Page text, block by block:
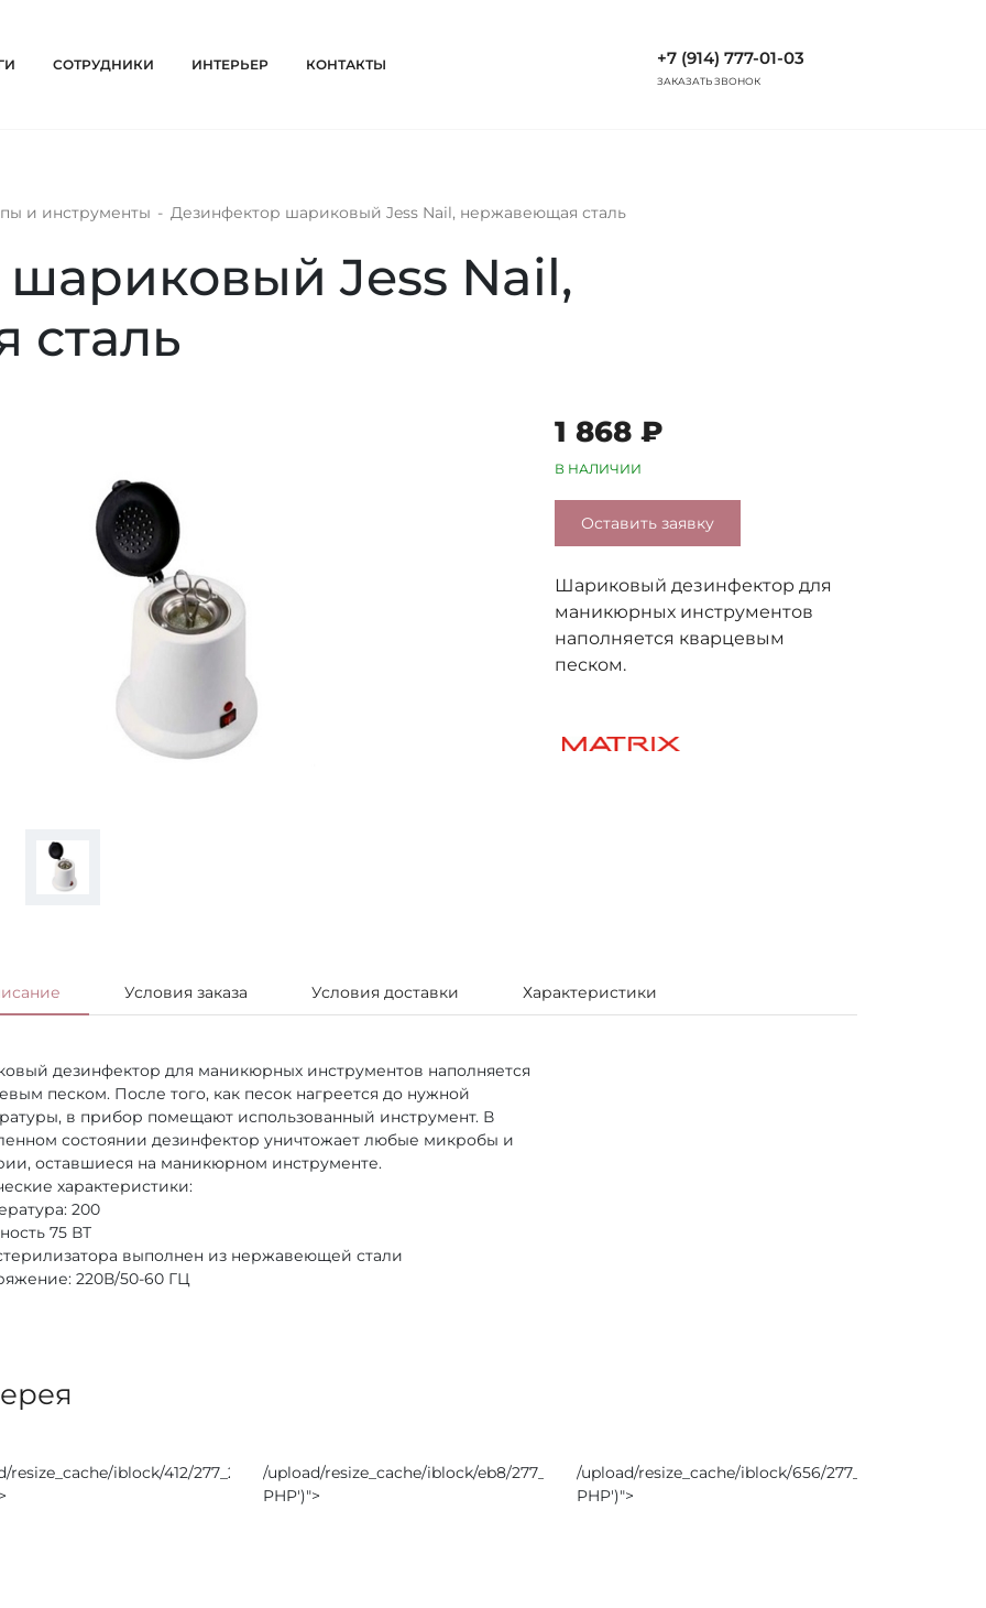
СОТРУДНИКИ ИНТЕРЬЕР КОНТАКТЫ +7 (914) 777-01-03
ЗАКАЗАТЬ ЗВОНОК
и инструменты - Дезинфектор шариковый Jess Nail, нержавеющая сталь
Jess Nail,
сталь
1 868 ₽
В НАЛИЧИИ
Оставить заявку
Шариковый дезинфектор для
маникюрных инструментов
наполняется кварцевым
песком.
Условия заказа Условия доставки Характеристики
дезинфектор для маникюрных инструментов наполняется
песком. После того, как песок нагреется до нужной
в прибор помещают использованный инструмент. В
состоянии дезинфектор уничтожает любые микробы и
оставшиеся на маникюрном инструменте.
характеристики:
200
75 ВТ
выполнен из нержавеющей стали
220В/50-60 ГЦ
resize_cache/iblock/412/277_277_0/4jevfckogu2zbe118oq7bhx68j6plp45.pngКод
/upload/resize_cache/iblock/eb8/277_277_0/28t12pfw2hopen7xkgysjhyxu89g92ds.jpg
PHP')">
/upload/resize_cache/iblock/656/277_277_0/
PHP')">